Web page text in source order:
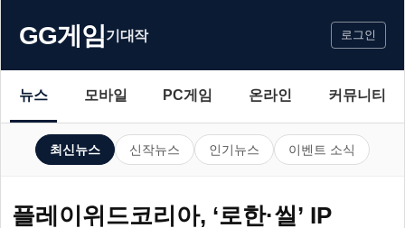
GG게임기대작 로그인
뉴스 모바일 PC게임 온라인 커뮤니티
최신뉴스 신작뉴스 인기뉴스 이벤트 소식
플레이위드코리아, ‘로한·씰’ IP